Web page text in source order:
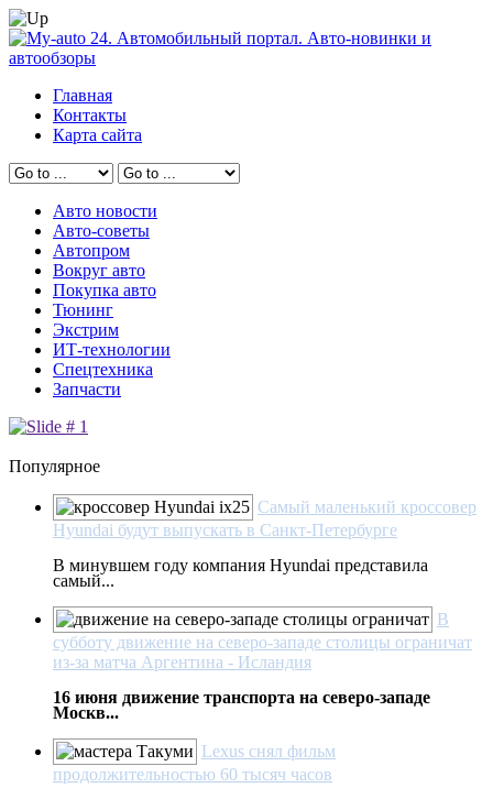
Главная
Контакты
Карта сайта
Авто новости
Авто-советы
Автопром
Вокруг авто
Покупка авто
Тюнинг
Экстрим
ИТ-технологии
Спецтехника
Запчасти
Популярное
Самый маленький кроссовер
Hyundai будут выпускать в Санкт-Петербурге
В минувшем году компания Hyundai представила
самый...
В
субботу движение на северо-западе столицы ограничат
из-за матча Аргентина - Исландия
16 июня движение транспорта на северо-западе
Москв...
Lexus снял фильм
продолжительностью 60 тысяч часов